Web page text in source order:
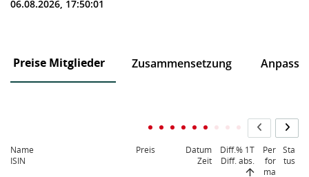
06.08.2026, 17:50:01
Preise Mitglieder Zusammensetzung
Name
ISIN
Preis
Datum
Zeit
Diff.% 1T
Diff. abs.
Per
for
ma
Sta
tus